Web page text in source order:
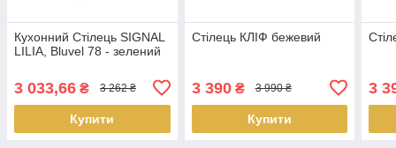
Кухонний Стілець SIGNAL
LILIA, Bluvel 78 - зелений
3 033,66 ₴ 3 262 ₴
Купити
Стілець КЛІФ бежевий
3 390₴ 3 990 ₴
Купити
3